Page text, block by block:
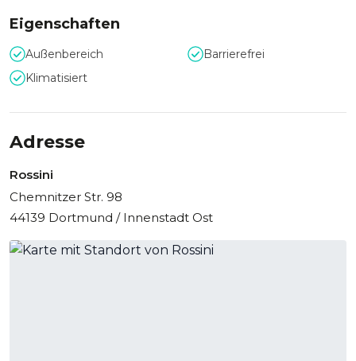
Eigenschaften
Außenbereich
Barrierefrei
Klimatisiert
Adresse
Rossini
Chemnitzer Str. 98
44139 Dortmund / Innenstadt Ost